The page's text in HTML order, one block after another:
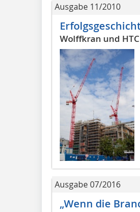
Ausgabe 11/2010
Wolffkran und
Ausgabe 07/2016
„Wenn die